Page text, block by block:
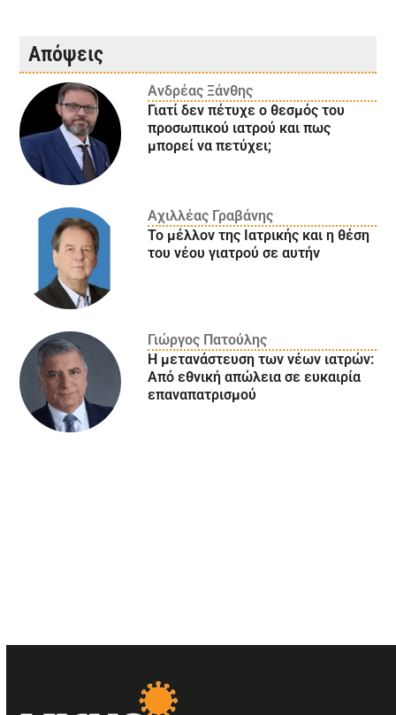
Απόψεις
Ανδρέας Ξάνθης
Γιατί δεν πέτυχε ο θεσμός του
προσωπικού ιατρού και πως
μπορεί να πετύχει;
Αχιλλέας Γραβάνης
Το μέλλον της Ιατρικής και η θέση
του νέου γιατρού σε αυτήν
Γιώργος Πατούλης
Η μετανάστευση των νέων ιατρών:
Aπό εθνική απώλεια σε ευκαιρία
επαναπατρισμού